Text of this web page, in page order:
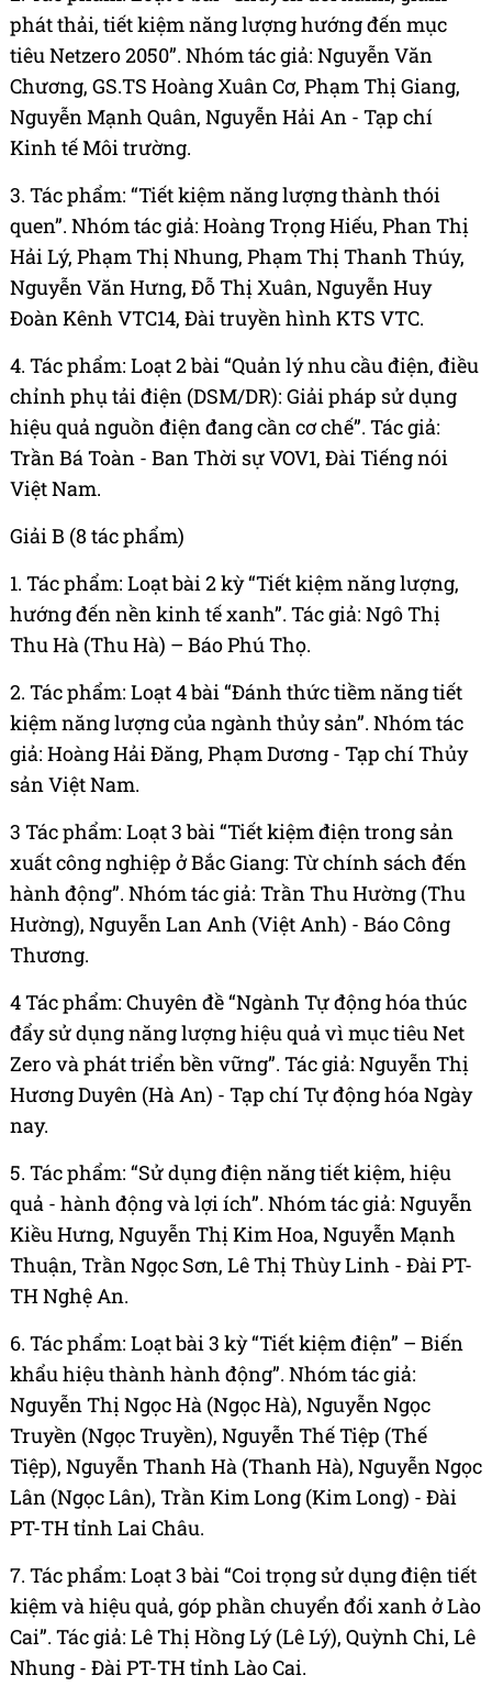
phát thải, tiết kiệm năng lượng hướng đến mục
tiêu Netzero 2050”. Nhóm tác giả: Nguyễn Văn
Chương, GS.TS Hoàng Xuân Cơ, Phạm Thị Giang,
Nguyễn Mạnh Quân, Nguyễn Hải An - Tạp chí
Kinh tế Môi trường.
3. Tác phẩm: “Tiết kiệm năng lượng thành thói
quen”. Nhóm tác giả: Hoàng Trọng Hiếu, Phan Thị
Hải Lý, Phạm Thị Nhung, Phạm Thị Thanh Thúy,
Nguyễn Văn Hưng, Đỗ Thị Xuân, Nguyễn Huy
Đoàn Kênh VTC14, Đài truyền hình KTS VTC.
4. Tác phẩm: Loạt 2 bài “Quản lý nhu cầu điện, điều
chỉnh phụ tải điện (DSM/DR): Giải pháp sử dụng
hiệu quả nguồn điện đang cần cơ chế”. Tác giả:
Trần Bá Toàn - Ban Thời sự VOV1, Đài Tiếng nói
Việt Nam.
Giải B (8 tác phẩm)
1. Tác phẩm: Loạt bài 2 kỳ “Tiết kiệm năng lượng,
hướng đến nền kinh tế xanh”. Tác giả: Ngô Thị
Thu Hà (Thu Hà) – Báo Phú Thọ.
2. Tác phẩm: Loạt 4 bài “Đánh thức tiềm năng tiết
kiệm năng lượng của ngành thủy sản”. Nhóm tác
giả: Hoàng Hải Đăng, Phạm Dương - Tạp chí Thủy
sản Việt Nam.
3 Tác phẩm: Loạt 3 bài “Tiết kiệm điện trong sản
xuất công nghiệp ở Bắc Giang: Từ chính sách đến
hành động”. Nhóm tác giả: Trần Thu Hường (Thu
Hường), Nguyễn Lan Anh (Việt Anh) - Báo Công
Thương.
4 Tác phẩm: Chuyên đề “Ngành Tự động hóa thúc
đẩy sử dụng năng lượng hiệu quả vì mục tiêu Net
Zero và phát triển bền vững”. Tác giả: Nguyễn Thị
Hương Duyên (Hà An) - Tạp chí Tự động hóa Ngày
nay.
5. Tác phẩm: “Sử dụng điện năng tiết kiệm, hiệu
quả - hành động và lợi ích”. Nhóm tác giả: Nguyễn
Kiều Hưng, Nguyễn Thị Kim Hoa, Nguyễn Mạnh
Thuận, Trần Ngọc Sơn, Lê Thị Thùy Linh - Đài PT-
TH Nghệ An.
6. Tác phẩm: Loạt bài 3 kỳ “Tiết kiệm điện” – Biến
khẩu hiệu thành hành động”. Nhóm tác giả:
Nguyễn Thị Ngọc Hà (Ngọc Hà), Nguyễn Ngọc
Truyền (Ngọc Truyền), Nguyễn Thế Tiệp (Thế
Tiệp), Nguyễn Thanh Hà (Thanh Hà), Nguyễn Ngọc
Lân (Ngọc Lân), Trần Kim Long (Kim Long) - Đài
PT-TH tỉnh Lai Châu.
7. Tác phẩm: Loạt 3 bài “Coi trọng sử dụng điện tiết
kiệm và hiệu quả, góp phần chuyển đổi xanh ở Lào
Cai”. Tác giả: Lê Thị Hồng Lý (Lê Lý), Quỳnh Chi, Lê
Nhung - Đài PT-TH tỉnh Lào Cai.